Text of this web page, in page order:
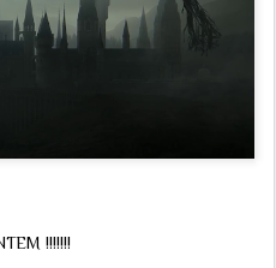
!!!!!!!